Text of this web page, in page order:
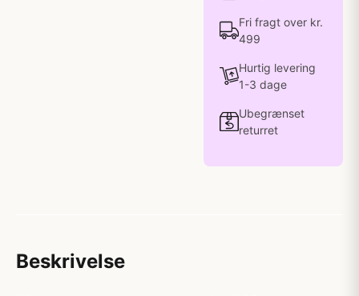
Fri fragt over kr.
499
Hurtig levering
1-3 dage
Ubegrænset
returret
Beskrivelse